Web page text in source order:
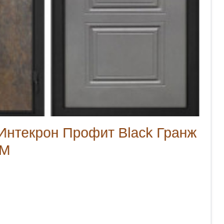
Профит Black Гранж